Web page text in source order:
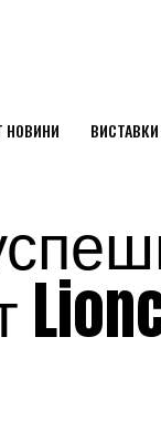
НОВИНИ ВИСТАВКИ